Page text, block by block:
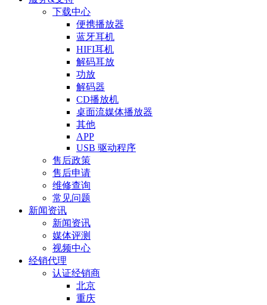
下载中心
便携播放器
蓝牙耳机
HIFI耳机
解码耳放
功放
解码器
CD播放机
桌面流媒体播放器
其他
APP
USB 驱动程序
售后政策
售后申请
维修查询
常见问题
新闻资讯
新闻资讯
媒体评测
视频中心
经销代理
认证经销商
北京
重庆